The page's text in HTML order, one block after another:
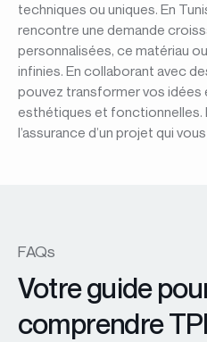
techniques ou uniques. En
rencontre une demande
personnalisées, ce matériau
infinies. En collaborant avec
pouvez transformer vos idées
esthétiques et fonctionnelles.
l’assurance d’un projet qui
FAQs
Votre guide
comprendre